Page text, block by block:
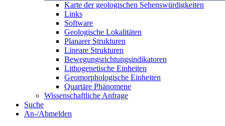
Karte der geologischen Sehenswürdigkeiten
Links
Software
Geologische Lokalitäten
Planarer Strukturen
Lineare Strukturen
Bewegungsrichtungsindikatoren
Lithogenetische Einheiten
Geomorphologische Einheiten
Quartäre Phänomene
Wissenschaftliche Anfrage
Suche
An-/Abmelden